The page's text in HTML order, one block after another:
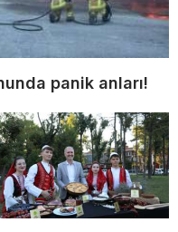
panik anları!